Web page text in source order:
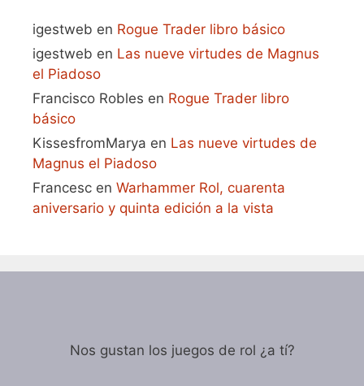
igestweb en Rogue Trader libro básico
igestweb en Las nueve virtudes de Magnus
el Piadoso
Francisco Robles en Rogue Trader libro
básico
KissesfromMarya en Las nueve virtudes de
Magnus el Piadoso
Francesc en Warhammer Rol, cuarenta
aniversario y quinta edición a la vista
Nos gustan los juegos de rol ¿a tí?